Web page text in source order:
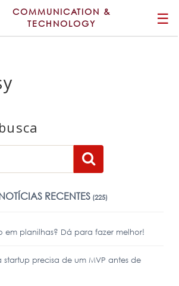
COMMUNICATION &
TECHNOLOGY
☰
RECENTES(225)
em planilhas? Dá para fazer melhor!
startup precisa de um MVP antes de